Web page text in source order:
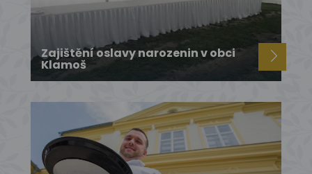
Zajištění oslavy narozenin v obci
Klamoš